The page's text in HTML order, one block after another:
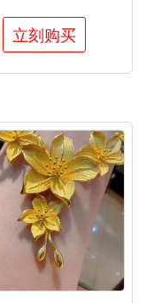
立刻购买